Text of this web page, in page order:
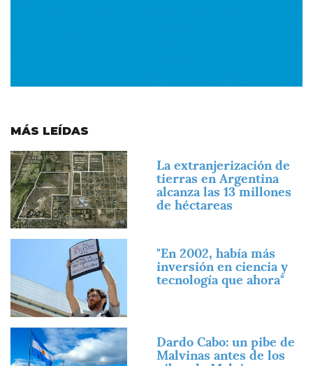
MÁS LEÍDAS
Imagen
La extranjerización de
tierras en Argentina
alcanza las 13 millones
de héctareas
"En 2002, había más
inversión en ciencia y
tecnología que ahora"
Imagen
Dardo Cabo: un pibe de
Malvinas antes de los